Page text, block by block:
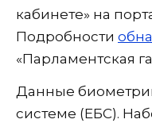
кабинете» на
Подробности
«Парламентская
Данные
системе (ЕБС).